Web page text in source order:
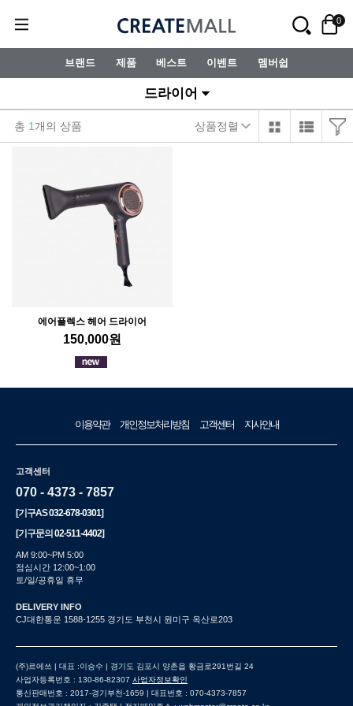
0
브랜드 제품 베스트 이벤트 멤버쉽
드라이어
총 1 개의 상품 상품정렬
에어플렉스 헤어 드라이어
150,000원
이용약관 개인정보처리방침 고객센터 지사안내
고객센터
070 - 4373 - 7857
[기구AS032-678-0301]
[기구문의02-511-4402]
AM 9:00~PM 5:00
점심시간 12:00~1:00
토/일/공휴일 휴무
DELIVERY INFO
CJ대한통운 1588-1255 경기도 부천시 원미구 옥산로203
(주)르에쓰 | 대표 :이승수 | 경기도 김포시 양촌읍 황금로291번길 24
사업자등록번호 : 130-86-82307 사업자정보확인
통신판매번호 : 2017-경기부천-1659 | 대표번호 : 070-4373-7857